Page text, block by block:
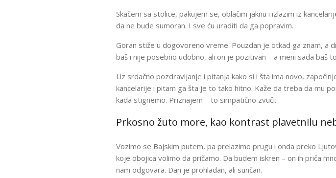
Skačem sa stolice, pakujem se, oblačim jaknu i izlazim iz
da ne bude sumoran. I sve ću uraditi da ga popravim.
Goran stiže u dogovoreno vreme. Pouzdan je otkad ga znam, a
baš i nije posebno udobno, ali on je pozitivan – a meni sada baš
Uz srdačno pozdravljanje i pitanja kako si i šta ima novo,
kancelarije i pitam ga šta je to tako hitno. Kaže da treba da mu
kada stignemo. Priznajem – to simpatično zvuči.
Prkosno žuto more, kao kontrast plavetnilu
Vozimo se Bajskim putem, pa prelazimo prugu i onda preko
koje obojica volimo da pričamo. Da budem iskren – on ih priča
nam odgovara. Dan je prohladan, ali sunčan.